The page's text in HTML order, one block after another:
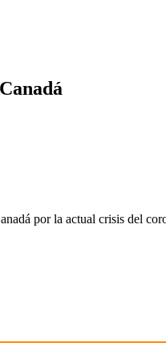
por la actual crisis del